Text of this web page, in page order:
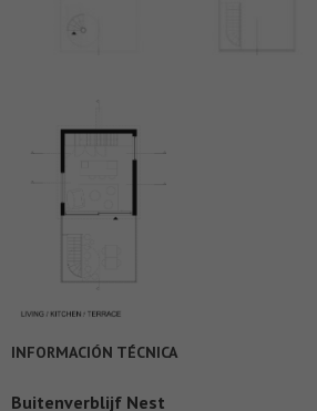
INFORMACIÓN TÉCNICA
Buitenverblijf Nest